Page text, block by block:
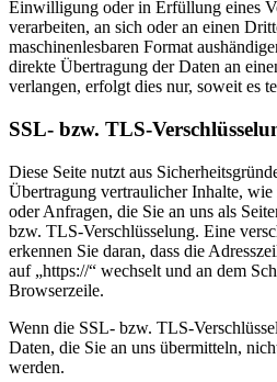
Einwilligung oder in Erfüllung eines
verarbeiten, an sich oder an einen
maschinenlesbaren Format
direkte Übertragung der Daten an
verlangen, erfolgt dies nur, soweit es
SSL- bzw. TLS-
Diese Seite nutzt aus
Übertragung vertraulicher Inhalte,
oder Anfragen, die Sie an uns als
bzw. TLS-Verschlüsselung. Eine
erkennen Sie daran, dass die
auf „https://“ wechselt und an dem
Browserzeile.
Wenn die SSL- bzw. TLS-
Daten, die Sie an uns übermitteln,
werden.